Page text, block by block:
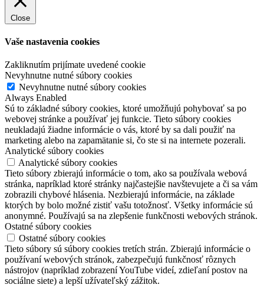
Close
Vaše nastavenia cookies
Zakliknutím prijímate uvedené cookie
Nevyhnutne nutné súbory cookies
Nevyhnutne nutné súbory cookies
Always Enabled
Sú to základné súbory cookies, ktoré umožňujú pohybovať sa po
webovej stránke a používať jej funkcie. Tieto súbory cookies
neukladajú žiadne informácie o vás, ktoré by sa dali použiť na
marketing alebo na zapamätanie si, čo ste si na internete pozerali.
Analytické súbory cookies
Analytické súbory cookies
Tieto súbory zbierajú informácie o tom, ako sa používala webová
stránka, napríklad ktoré stránky najčastejšie navštevujete a či sa vám
zobrazili chybové hlásenia. Nezbierajú informácie, na základe
ktorých by bolo možné zistiť vašu totožnosť. Všetky informácie sú
anonymné. Používajú sa na zlepšenie funkčnosti webových stránok.
Ostatné súbory cookies
Ostatné súbory cookies
Tieto súbory sú súbory cookies tretích strán. Zbierajú informácie o
používaní webových stránok, zabezpečujú funkčnosť rôznych
nástrojov (napríklad zobrazení YouTube videí, zdieľaní postov na
sociálne siete) a lepší užívateľský zážitok.